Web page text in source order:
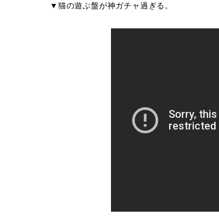
▼猫の遊ぶ盤が神ガチャ過ぎる。